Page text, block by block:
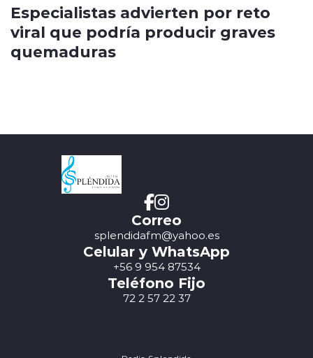
Especialistas advierten por reto
viral que podría producir graves
quemaduras
Correo
splendidafm@yahoo.es
Celular y WhatsApp
+56 9 954 87534
Teléfono Fijo
72 2 57 22 37